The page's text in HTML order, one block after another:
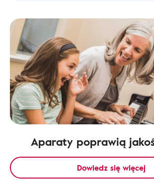
Aparaty poprawią
Dowiedz się więcej